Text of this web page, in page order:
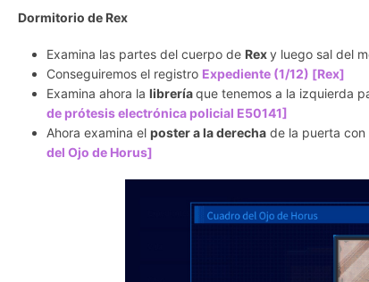
Dormitorio de Rex
Examina las partes del cuerpo de Rexy luego sal del
Conseguiremos el registro Expediente (1/12) [Rex]
Examina ahora lalibreríaque tenemos a la izquierda
de prótesis electrónica policial E50141]
Ahora examina elposter a la derecha de la puerta con
del Ojo de Horus]